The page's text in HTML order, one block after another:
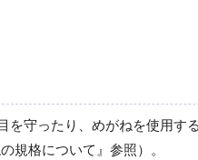
守ったり、めがねを使用す
規格について』参照）。